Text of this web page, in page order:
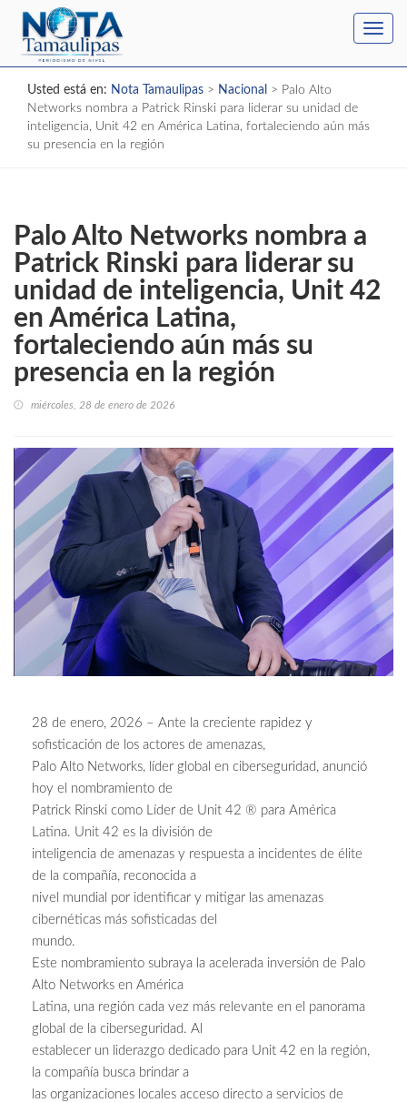
Usted está en: Nota Tamaulipas > Nacional > Palo Alto
Networks nombra a Patrick Rinski para liderar su unidad de
inteligencia, Unit 42 en América Latina, fortaleciendo aún más
su presencia en la región
Palo Alto Networks nombra a
Patrick Rinski para liderar su
unidad de inteligencia, Unit 42
en América Latina,
fortaleciendo aún más su
presencia en la región
miércoles, 28 de enero de 2026
28 de enero, 2026 – Ante la creciente rapidez y
sofisticación de los actores de amenazas,
Palo Alto Networks, líder global en ciberseguridad, anunció
hoy el nombramiento de
Patrick Rinski como Líder de Unit 42 ® para América
Latina. Unit 42 es la división de
inteligencia de amenazas y respuesta a incidentes de élite
de la compañía, reconocida a
nivel mundial por identificar y mitigar las amenazas
cibernéticas más sofisticadas del
mundo.
Este nombramiento subraya la acelerada inversión de Palo
Alto Networks en América
Latina, una región cada vez más relevante en el panorama
global de la ciberseguridad. Al
establecer un liderazgo dedicado para Unit 42 en la región,
la compañía busca brindar a
las organizaciones locales acceso directo a servicios de